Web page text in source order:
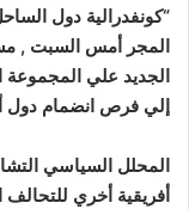
“كونفدرالية دول
المجر أمس السبت ,
الجديد علي المجموعة
إلي فرص انضمام دول
المحلل السياسي
أفريقية أخري للتحالف